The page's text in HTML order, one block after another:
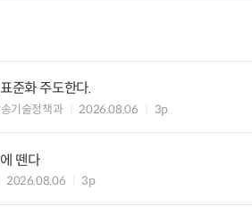
준화 주도한다.
기술정책과 2026.08.06 3p
뗀다
2026.08.06 3p